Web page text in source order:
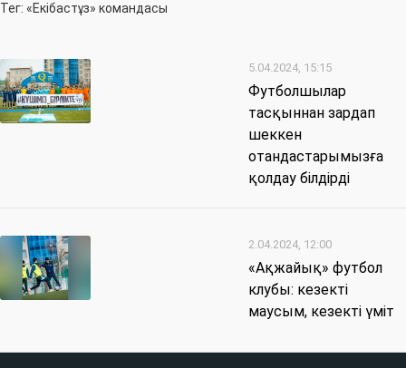
Тег: «Екібастұз» командасы
5.04.2024, 15:15
Футболшылар
тасқыннан зардап
шеккен
отандастарымызға
қолдау білдірді
2.04.2024, 12:00
«Ақжайық» футбол
клубы: кезекті
маусым, кезекті үміт